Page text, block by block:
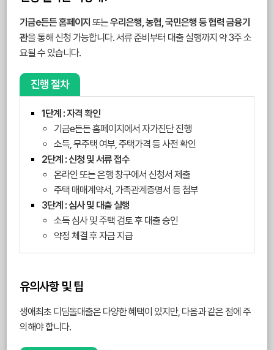
기금e든든 홈페이지 또는우리은행, 농협, 국민은행 등 협력 금융기
관을 통해 신청 가능합니다. 서류 준비부터 대출 실행까지 약 3주 소
요될 수 있습니다.
진행 절차
1단계 : 자격 확인
기금e든든 홈페이지에서 자가진단 진행
소득, 무주택 여부, 주택가격 등 사전 확인
2단계 : 신청 및 서류 접수
온라인 또는 은행 창구에서 신청서 제출
주택 매매계약서, 가족관계증명서 등 첨부
3단계 : 심사 및 대출 실행
소득 심사 및 주택 검토 후 대출 승인
약정 체결 후 자금 지급
유의사항 및 팁
생애최초 디딤돌대출은 다양한 혜택이 있지만, 다음과 같은 점에 주
의해야 합니다.